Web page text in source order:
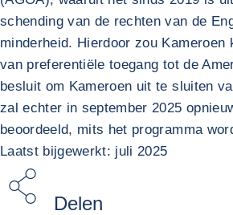
schending van de rechten van de
minderheid. Hierdoor zou Kameroen
van preferentiële toegang tot de
besluit om Kameroen uit te sluiten
zal echter in september 2025
beoordeeld, mits het programma
Laatst bijgewerkt: juli 2025
Delen